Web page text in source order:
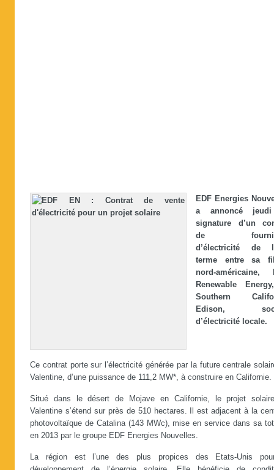
EDF Energies
a annoncé
signature d’un
de
d’électricité de
terme entre sa
nord-américaine,
Renewable
Southern
Edison,
d’électricité locale.
Ce contrat porte sur l’électricité générée par la future centrale
Valentine, d’une puissance de 111,2 MW*, à construire en Californie.
Situé dans le désert de Mojave en Californie, le projet
Valentine s’étend sur près de 510 hectares. Il est adjacent à la
photovoltaïque de Catalina (143 MWc), mise en service dans sa
en 2013 par le groupe EDF Energies Nouvelles.
La région est l’une des plus propices des Etats-Unis